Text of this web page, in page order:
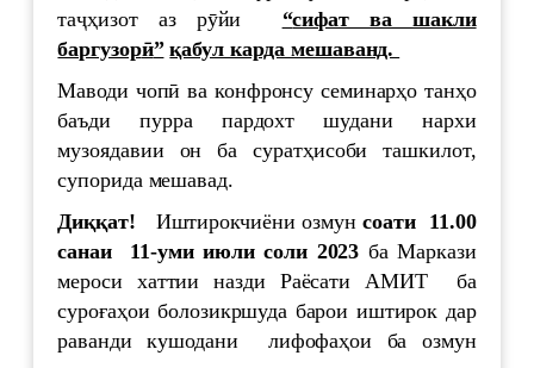
таҷҳизот аз рӯйи “сифат ва шакли
баргузорӣ” қабул карда мешаванд.
Маводи чопӣ ва конфронсу семинарҳо танҳо
баъди пурра пардохт шудани нархи
музоядавии он ба суратҳисоби ташкилот,
супорида мешавад.
Диққат! Иштирокчиёни озмунсоати 11.00
санаи 11-умииюлисоли 2023 ба Маркази
мероси хаттии назди Раёсати АМИТ ба
суроғаҳои болозикршуда барои иштирок дар
раванди кушодани лифофаҳои ба озмун